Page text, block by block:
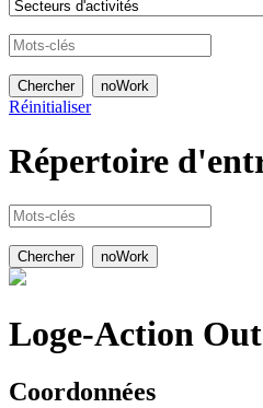
Réinitialiser
Répertoire
Loge-Action
Coordonnées